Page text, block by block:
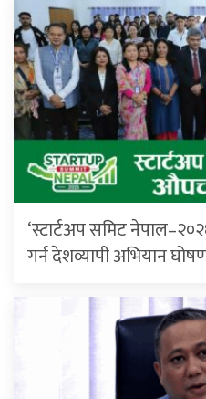
‘स्टार्टअप समिट
गर्न देशव्यापी अभियान